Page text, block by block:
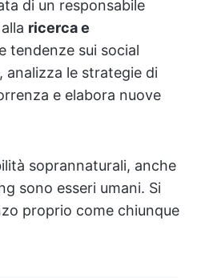
di un responsabile
ricerca e
tendenze sui social
analizza le strategie di
e elabora nuove
soprannaturali, anche
sono esseri umani. Si
proprio come chiunque